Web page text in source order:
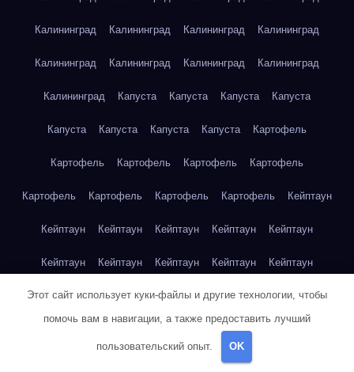
Калининград Калининград Калининград Калининград
Калининград Калининград Калининград Калининград
Калининград Капуста Капуста Капуста Капуста
Капуста Капуста Капуста Капуста Картофель
Картофель Картофель Картофель Картофель
Картофель Картофель Картофель Картофель Кейптаун
Кейптаун Кейптаун Кейптаун Кейптаун Кейптаун
Кейптаун Кейптаун Кейптаун Кейптаун Кейптаун
Кейптаун Кейптаун Кейптаун Кейптаун Кейптаун
Кейптаун
Клубника
Этот сайт использует куки-файлы и другие технологии, чтобы
помочь вам в навигации, а также предоставить лучший
пользовательский опыт. OK